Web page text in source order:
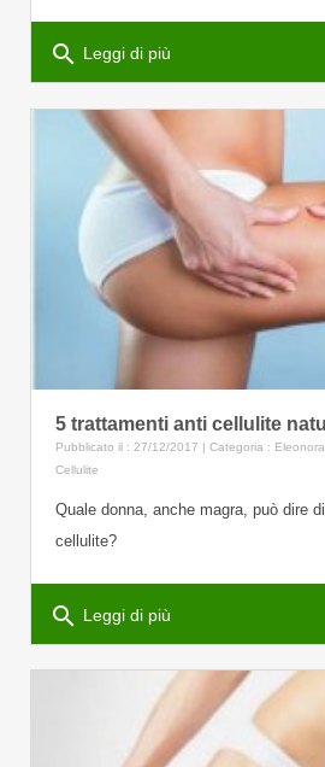
search Leggi di più
5 trattamenti anti cellulite
Pubblicato il : 27/12/2017 | Categoria :
Cellulite
Quale donna, anche magra, può dire
cellulite?
search Leggi di più